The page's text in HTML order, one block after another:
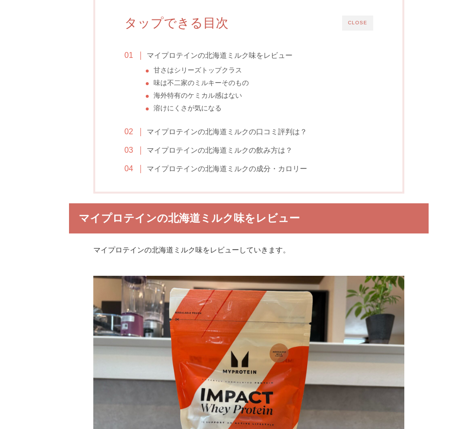
CLOSE
タップできる目次
マイプロテインの北海道ミルク味をレビュー
甘さはシリーズトップクラス
味は不二家のミルキーそのもの
海外特有のケミカル感はない
溶けにくさが気になる
マイプロテインの北海道ミルクの口コミ評判は？
マイプロテインの北海道ミルクの飲み方は？
マイプロテインの北海道ミルクの成分・カロリー
マイプロテインの北海道ミルク味をレビュー
マイプロテインの北海道ミルク味をレビューしていきます。